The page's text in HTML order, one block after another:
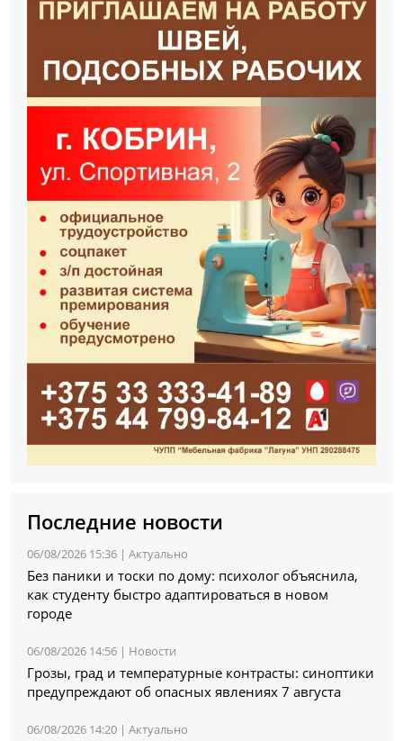
Последние новости
06/08/2026 15:36 | Актуально
Без паники и тоски по дому: психолог объяснила,
как студенту быстро адаптироваться в новом
городе
06/08/2026 14:56 | Новости
Грозы, град и температурные контрасты: синоптики
предупреждают об опасных явлениях 7 августа
06/08/2026 14:20 | Актуально